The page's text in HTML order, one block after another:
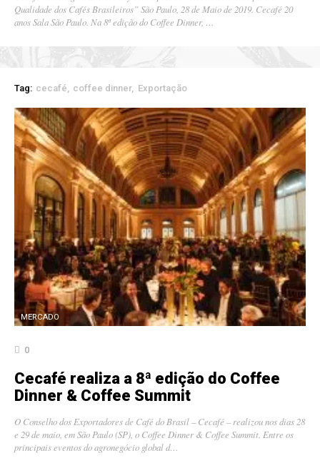
Qualidade dos Cafés Brasileiros” São Paulo, 28 de Maio de 2019. Cecafé 20
anos Sala São Paulo. Na 8ª edição do Coffee Dinner, …
Tag: cecafé coffee dinner Exportação
MERCADO
0
Cecafé realiza a 8ª edição do Coffee
Dinner & Coffee Summit
O Conselho dos Exportadores de Café do Brasil – Cecafé – realizou nos dias 28
e 29 de maio, em São Paulo (SP), o Coffee Dinner & Coffee Summit. Entre os
principais eventos do agronegócio global d…